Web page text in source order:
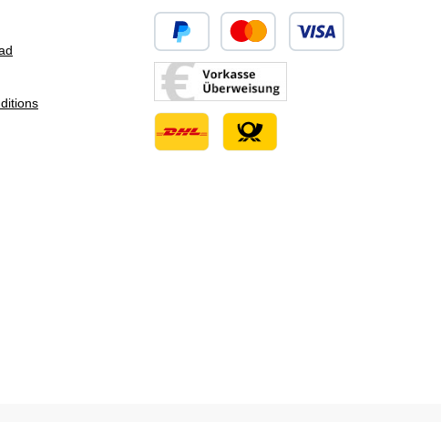
Custom image 1Custom image 2
Custom image 3